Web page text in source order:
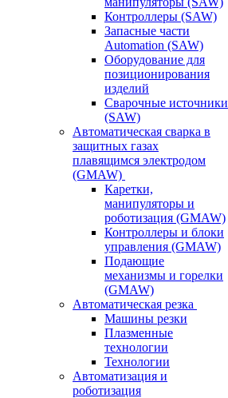
Контроллеры (SAW)
Запасные части
Automation (SAW)
Оборудование для
позиционирования
изделий
Сварочные источники
(SAW)
Автоматическая сварка в
защитных газах
плавящимся электродом
(GMAW)
Каретки,
манипуляторы и
роботизация (GMAW)
Контроллеры и блоки
управления (GMAW)
Подающие
механизмы и горелки
(GMAW)
Автоматическая резка
Машины резки
Плазменные
технологии
Технологии
Автоматизация и
роботизация